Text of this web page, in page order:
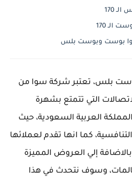
170
الـ 170
بوست وبوست بلس
بلس، تعتبر شركة سوا من
التي تتمتع بشهرة
العربية السعودية، حيث
كما انها تقدم لعملائها
إلي العروض المميزة
وسوف نتحدث في هذا